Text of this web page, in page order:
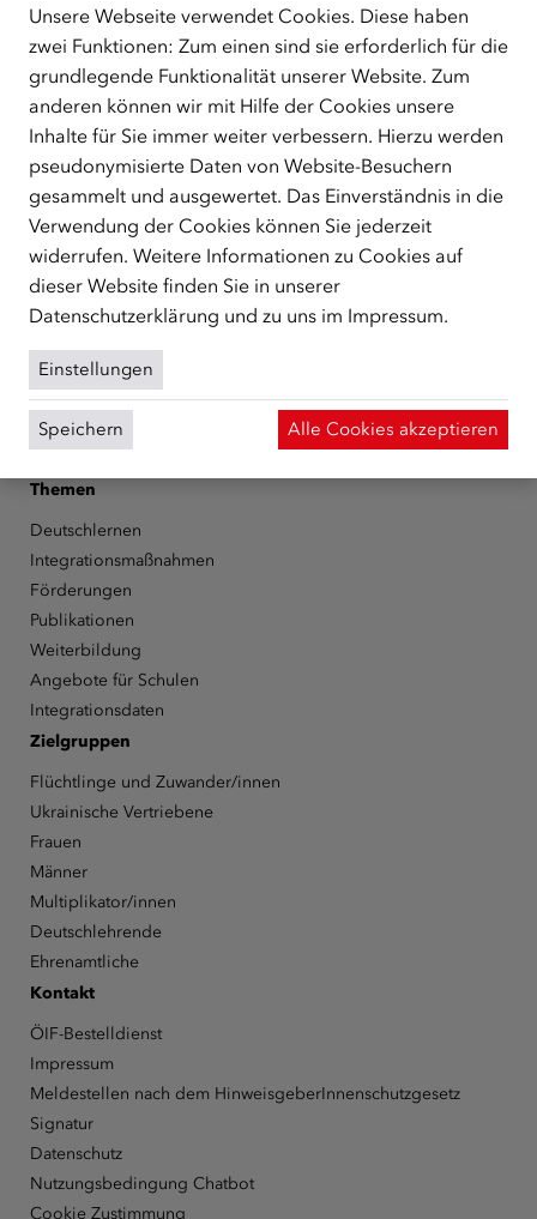
ÜBER UNS
Der Österreichische Integrationsfonds (ÖIF) ist ein Fonds der
Republik Österreich, der Flüchtlinge, subsidiär
Schutzberechtigte, Vertriebene sowie Zuwander/innen als
zentrale Anlaufstelle bei der Integration in Österreich
unterstützt.
mehr
FacebookYouTubeInstagramLinkedIn
Über den ÖIF
Der Österreichische Integrationsfonds (ÖIF)
Presse
Informationen erhalten
Karriere
Themen
Deutschlernen
Integrationsmaßnahmen
Förderungen
Publikationen
Weiterbildung
Angebote für Schulen
Integrationsdaten
Zielgruppen
Flüchtlinge und Zuwander/innen
Ukrainische Vertriebene
Frauen
Männer
Multiplikator/innen
Deutschlehrende
Ehrenamtliche
Kontakt
ÖIF-Bestelldienst
Impressum
Meldestellen nach dem HinweisgeberInnenschutzgesetz
Signatur
Datenschutz
Nutzungsbedingung Chatbot
Cookie Zustimmung
Unsere Webseite verwendet Cookies. Diese haben
zwei Funktionen: Zum einen sind sie erforderlich für die
grundlegende Funktionalität unserer Website. Zum
anderen können wir mit Hilfe der Cookies unsere
Inhalte für Sie immer weiter verbessern. Hierzu werden
pseudonymisierte Daten von Website-Besuchern
gesammelt und ausgewertet. Das Einverständnis in die
Verwendung der Cookies können Sie jederzeit
widerrufen. Weitere Informationen zu Cookies auf
dieser Website finden Sie in unserer
Datenschutzerklärung und zu uns im Impressum.
Einstellungen
Speichern Alle Cookies akzeptieren